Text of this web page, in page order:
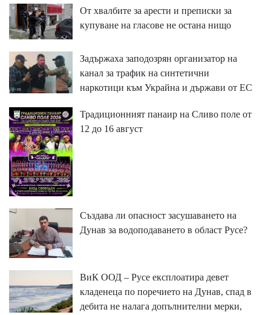
От хвалбите за арести и преписки за
купуване на гласове не остана нищо
Задържаха заподозрян организатор на
канал за трафик на синтетични
наркотици към Украйна и държави от ЕС
Традиционният панаир на Сливо поле от
12 до 16 август
Създава ли опасност засушаването на
Дунав за водоподаването в област Русе?
ВиК ООД – Русе експлоатира девет
кладенеца по поречието на Дунав, спад в
дебита не налага допълнителни мерки,